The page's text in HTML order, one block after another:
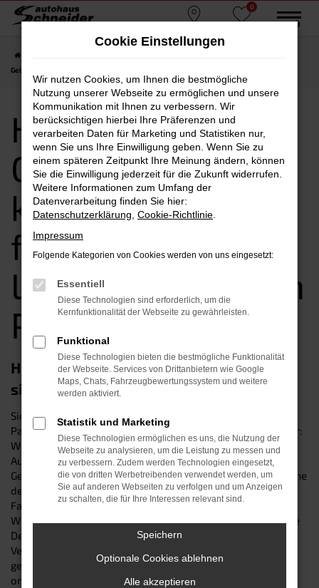
Zum
0
MENÜ
Gebrauchtwagen kaufen, leasen, finanzieren | Lieferservice nach Passau
Hyundai NEXO
Gebrauchtwagen
kaufen, leasen,
finanzieren |
Lieferservice nach
Passau
Hyundai NEXO Gebrauchtwagen – eine
sichere Wahl in Passau
Sie suchen nach einem Hyundai NEXO Gebrauchtwagen in
Passau? Dann sind Sie genau richtig im Autohaus Schneider:
Wir sind seit über 30 Jahren Ihr zuverlässiger Experte beim
Autokauf – und kennen die Vorzüge des Modells seit vielen
Generationen. Unsere Kfz-Profis wissen, dass der gute Name
des Herstellers für besonders langlebige und zuverlässige
Fahrzeuge bürgt. Dennoch prüft unser erfahrener
Werkstattservice jeden angekauften Wagen bis ins kleinste
Detail und beseitigt im Bedarfsfall jeden noch so kleinen
Verschleiß – damit Sie in jedem Fall auf Nummer Sicher
gehen. Besuchen Sie uns an einem unserer Standorte oder
online und sichern Sie sich einen perfekt ausgestatteten
Cookie Einstellungen
Wir nutzen Cookies, um Ihnen die bestmögliche
Nutzung unserer Webseite zu ermöglichen und unsere
Kommunikation mit Ihnen zu verbessern. Wir
berücksichtigen hierbei Ihre Präferenzen und
verarbeiten Daten für Marketing und Statistiken nur,
wenn Sie uns Ihre Einwilligung geben. Wenn Sie zu
einem späteren Zeitpunkt Ihre Meinung ändern, können
Sie die Einwilligung jederzeit für die Zukunft widerrufen.
Weitere Informationen zum Umfang der
Datenverarbeitung finden Sie hier:
Datenschutzerklärung Cookie-Richtlinie
Impressum
Folgende Kategorien von Cookies werden von uns eingesetzt:
Essentiell
Diese Technologien sind erforderlich, um die
Kernfunktionalität der Webseite zu gewährleisten.
Funktional
Diese Technologien bieten die bestmögliche Funktionalität
der Webseite. Services von Drittanbietern wie Google
Maps, Chats, Fahrzeugbewertungssystem und weitere
werden aktiviert.
Statistik und Marketing
Diese Technologien ermöglichen es uns, die Nutzung der
Webseite zu analysieren, um die Leistung zu messen und
zu verbessern. Zudem werden Technologien eingesetzt,
die von dritten Werbetreibenden verwendet werden, um
Sie auf anderen Webseiten zu verfolgen und um Anzeigen
zu schalten, die für Ihre Interessen relevant sind.
Speichern
Optionale Cookies ablehnen
Alle akzeptieren